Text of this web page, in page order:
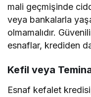
mali geçmişinde
veya bankalarla
olmamalıdır.
esnaflar, krediden
Kefil veya
Esnaf kefalet